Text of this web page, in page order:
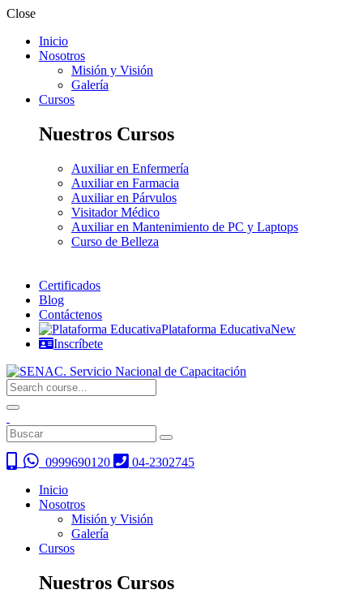
Close
Inicio
Nosotros
Misión y Visión
Galería
Cursos
Nuestros Cursos
Auxiliar en Enfermería
Auxiliar en Farmacia
Auxiliar en Párvulos
Visitador Médico
Auxiliar en Mantenimiento de PC y Laptops
Curso de Belleza
Certificados
Blog
Contáctenos
Plataforma EducativaNew
Inscríbete
0999690120
04-2302745
Inicio
Nosotros
Misión y Visión
Galería
Cursos
Nuestros Cursos